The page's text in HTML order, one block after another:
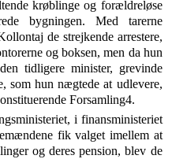
krøblinge og forældreløse
bygningen. Med ta­rerne
de strejkende arrestere,
og boksen, men da hun
tidligere minister, grevinde
som hun nægtede at udlevere,
Forsamling4.
i fi­nansministeriet
fik valget imellem at
og deres pension, blev de